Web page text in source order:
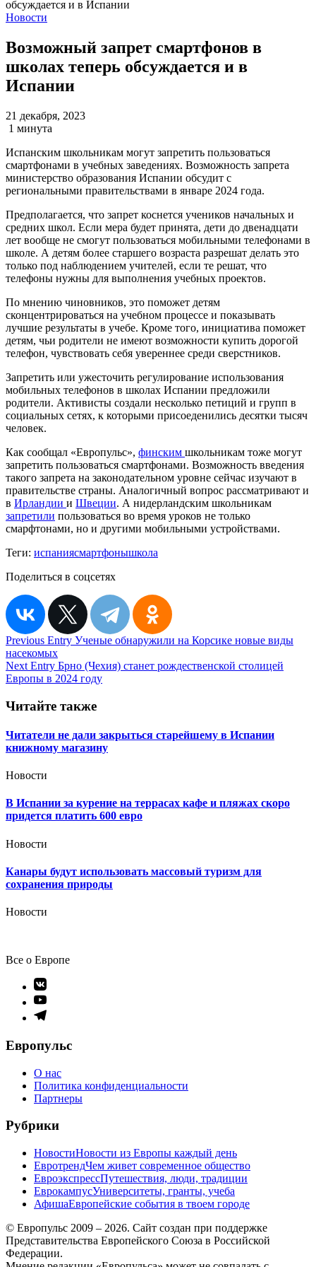
Новости
Возможный запрет смартфонов в
школах теперь обсуждается и в
Испании
21 декабря, 2023
1 минута
Испанским школьникам могут запретить пользоваться
смартфонами в учебных заведениях. Возможность запрета
министерство образования Испании обсудит с
региональными правительствами в январе 2024 года.
Предполагается, что запрет коснется учеников начальных и
средних школ. Если мера будет принята, дети до двенадцати
лет вообще не смогут пользоваться мобильными телефонами в
школе. А детям более старшего возраста разрешат делать это
только под наблюдением учителей, если те решат, что
телефоны нужны для выполнения учебных проектов.
По мнению чиновников, это поможет детям
сконцентрироваться на учебном процессе и показывать
лучшие результаты в учебе. Кроме того, инициатива поможет
детям, чьи родители не имеют возможности купить дорогой
телефон, чувствовать себя увереннее среди сверстников.
Запретить или ужесточить регулирование использования
мобильных телефонов в школах Испании предложили
родители. Активисты создали несколько петиций и групп в
социальных сетях, к которыми присоеденились десятки тысяч
человек.
Как сообщал «Европульс», финским школьникам тоже могут
запретить пользоваться смартфонами. Возможность введения
такого запрета на законодательном уровне сейчас изучают в
правительстве страны. Аналогичный вопрос рассматривают и
в Ирландии и Швеции. А нидерландским школьникам
запретили пользоваться во время уроков не только
смарфтонами, но и другими мобильными устройствами.
Теги: испаниясмартфонышкола
Поделиться в соцсетях
Навигация
по
записям
Previous Entry Ученые обнаружили на Корсике новые виды
насекомых
Next Entry Брно (Чехия) станет рождественской столицей
Европы в 2024 году
Читайте также
Читатели не дали закрыться старейшему в Испании
книжному магазину
Новости
В Испании за курение на террасах кафе и пляжах скоро
придется платить 600 евро
Новости
Канары будут использовать массовый туризм для
сохранения природы
Новости
Все о Европе
Элемент
меню
Элемент
меню
Элемент
Европульс
О нас
Политика конфиденциальности
Партнеры
Рубрики
НовостиНовости из Европы каждый день
ЕвротрендЧем живет современное общество
ЕвроэкспрессПутешествия, люди, традиции
ЕврокампусУниверситеты, гранты, учеба
АфишаЕвропейские события в твоем городе
© Европульс 2009 – 2026. Сайт создан при поддержке
Представительства Европейского Союза в Российской
Федерации.